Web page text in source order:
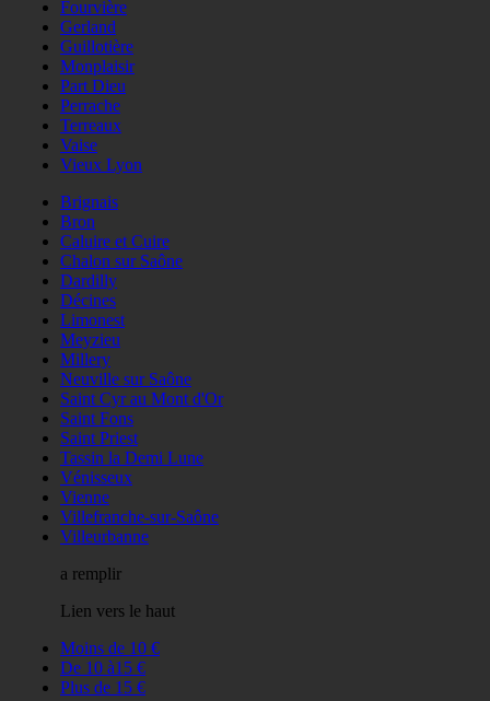
Fourvière
Gerland
Guillotière
Monplaisir
Part Dieu
Perrache
Terreaux
Vaise
Vieux Lyon
Brignais
Bron
Caluire et Cuire
Chalon sur Saône
Dardilly
Décines
Limonest
Meyzieu
Millery
Neuville sur Saône
Saint Cyr au Mont d'Or
Saint Fons
Saint Priest
Tassin la Demi Lune
Vénisseux
Vienne
Villefranche-sur-Saône
Villeurbanne
a remplir
Lien vers le haut
Moins de 10 €
De 10 à15 €
Plus de 15 €